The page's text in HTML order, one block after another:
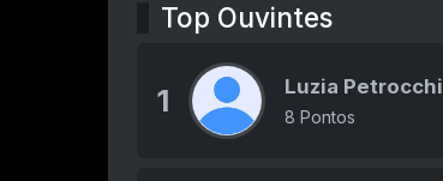
Top Ouvintes
1 Luzia Petrocchi
8 Pontos